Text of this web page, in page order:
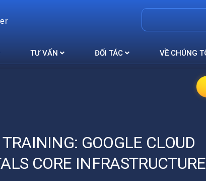
TƯ VẤN ĐỐI TÁC VỀ CHÚNG
GOOGLE CLOUD
CORE INFRASTRUCTURE